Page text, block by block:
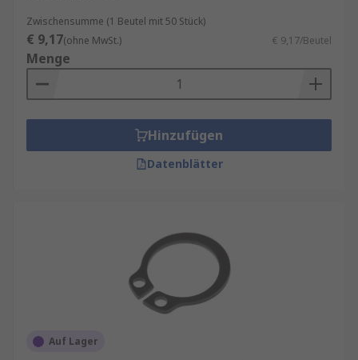
Zwischensumme (1 Beutel mit 50 Stück)
€ 9,17(ohne MwSt.) € 9,17/Beutel
Menge
Hinzufügen
Datenblätter
Auf Lager